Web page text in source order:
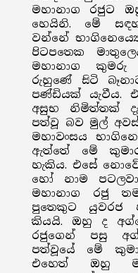
මහානාග රජුට
හෙයිනි. මේ
වන්නේ
පිටපතෙක
මහානාග කුමරු
රුහුණේ සිටි
පණ්ඩියක් යැවීය.
අසුභ නිමිත්තක්
පත්වූ බව මුල්
මහාවංසය
ඇත්තේ මේ
හැකිය. එසේ
හෝ නාම
මහානාග රජු
පුතෙකුට යුවරජ
කියයි. ඔහු ද
රජුගෙන් පසු
පත්වූයේ මේ
එහෙත් ඔහු